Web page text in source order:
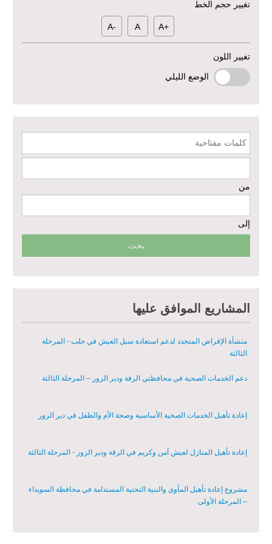
تغيير حجم الخط
+A
A
-A
تغيير اللون
الوضع الليلي
كلمات مفتاحية
من
إلى
المشاريع الموافق عليها
دعم الخدمات الصحية في محافظتي الرقة ودير الزور – المرحلة الثالثة
إعادة تأهيل الخدمات الصحية الأساسية وصحة الأم والطفل في دير الزور
إعادة تأهيل المنازل لعيش آمن وكريم في الرقة ودير الزور - المرحلة الثالثة
– المرحلة الأولى
مبادرة متعددة القطاعات لإعادة التأهيل في مدينة جسر الشغور
تقديم خدمات الرعاية الصحية الأولية في محافظة دير الزور - المرحلة
مبادرة متعددة القطاعات لإعادة التأهيل في مدينة جسر الشغور – المرحلة
خطة استجابة طارئة لدعم قطاع الصحة في محافظة دير الزور: إعادة تأهيل
المرافق الصحية وتوفير المعدات الطبية بشكل عاجل في محافظة دير الزور
منشأة الإقراض المتجدد لدعم استعادة سبل العيش في حلب - المرحلة
الثالثة
دعم الخدمات الصحية في محافظتي الرقة ودير الزور – المرحلة الثالثة
إعادة تأهيل الخدمات الصحية الأساسية وصحة الأم والطفل في دير الزور
إعادة تأهيل المنازل لعيش آمن وكريم في الرقة ودير الزور - المرحلة الثالثة
مشروع إعادة تأهيل المأوى والبنية التحتية المستدامة في محافظة السويداء
– المرحلة الأولى